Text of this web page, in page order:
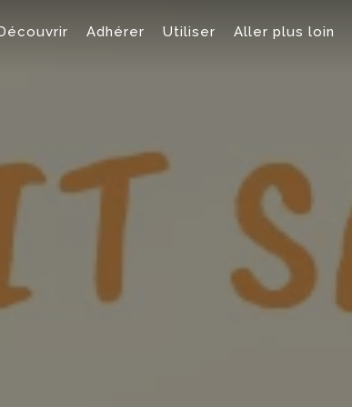
Adhérer Utiliser Aller plus loin